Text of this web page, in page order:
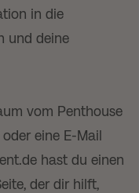
in die
und deine
vom Penthouse
eine E-Mail
hast du einen
der dir hilft,